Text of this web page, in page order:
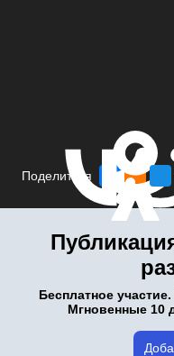
Поделиться
Бесплатное
Мгновенные 10